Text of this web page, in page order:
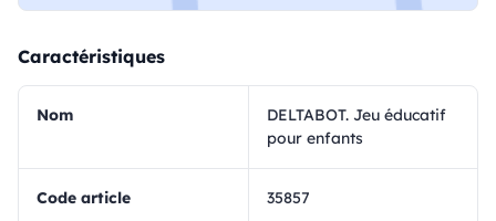
Caractéristiques
Nom
DELTABOT. Jeu éducatif
pour enfants
Code article 35857